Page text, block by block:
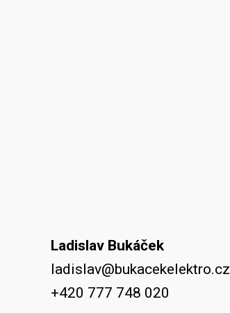
Ladislav Bukáček
ladislav@bukacekelektro.cz
+420 777 748 020